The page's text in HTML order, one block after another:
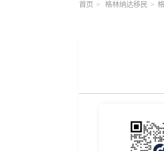
澳大
购房移民
首页 > 格林纳达移民 >